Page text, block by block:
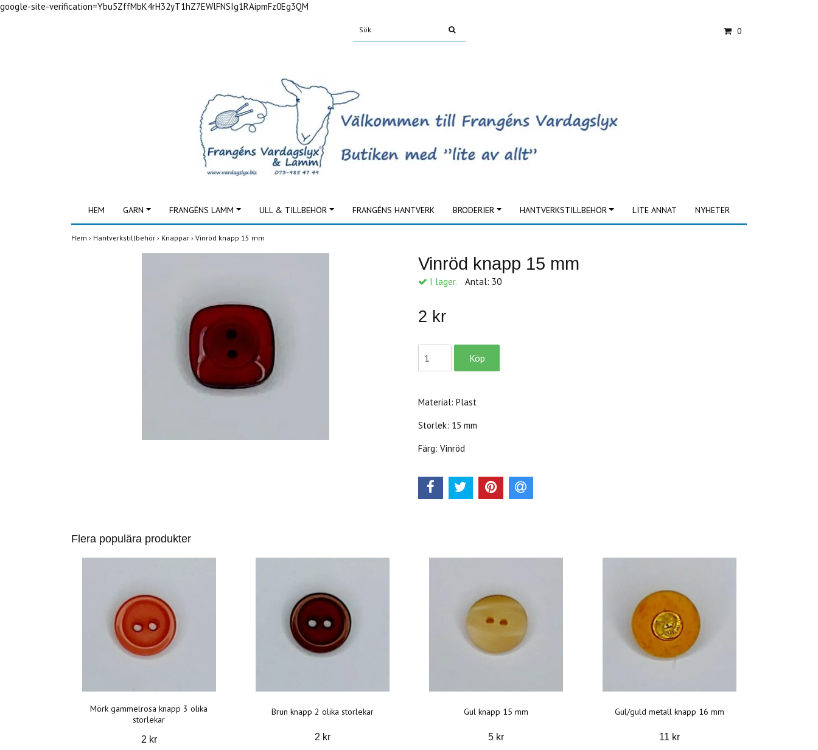
google-site-verification=Ybu5ZffMbK4rH32yT1hZ7EWlFNSIg1RAipmFz0Eg3QM
0
HEM GARN FRANGÉNS LAMM ULL & TILLBEHÖR FRANGÉNS HANTVERK BRODERIER HANTVERKSTILLBEHÖR LITE ANNAT NYHETER
Hem › Hantverkstillbehör › Knappar › Vinröd knapp 15 mm
Vinröd knapp 15 mm
I lager. Antal: 30
2 kr
Material: Plast
Storlek: 15 mm
Färg: Vinröd
Flera populära produkter
Mörk gammelrosa knapp 3 olika
storlekar
2 kr
Brun knapp 2 olika storlekar
2 kr
Gul knapp 15 mm
5 kr
Gul/guld metall knapp 16 mm
11 kr